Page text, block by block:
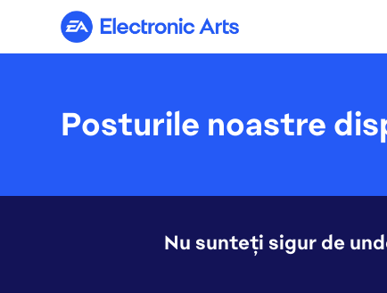
Electronic Arts
Posturile noastre
Nu sunteți sigur de